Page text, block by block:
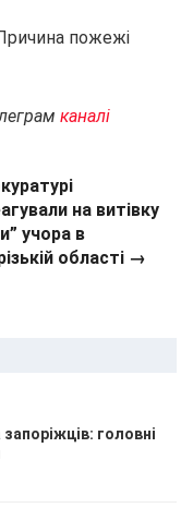
пожежі
каналі
на витівку
учора в
області →
головні